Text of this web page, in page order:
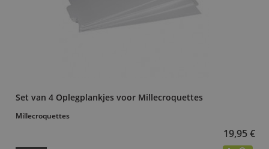
Set van 4 Oplegplankjes voor Millecroquettes
Millecroquettes
19,95 €